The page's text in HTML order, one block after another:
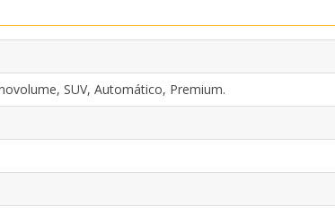
SUV, Automático, Premium.